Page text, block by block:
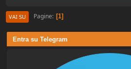
Entra su Telegram
VAI SU Pagine 1